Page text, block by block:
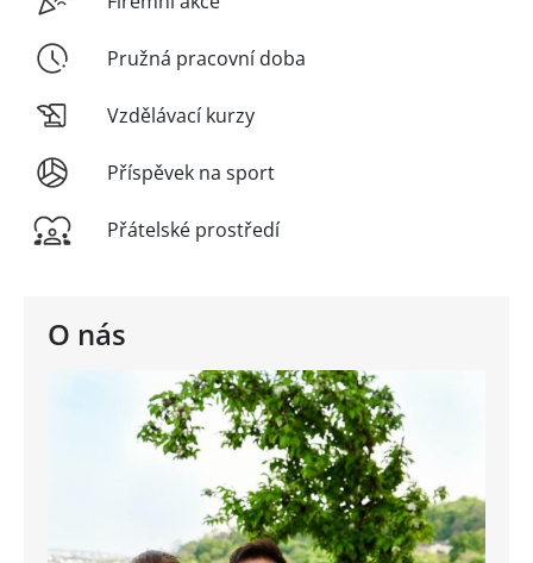
O nás
Pružná pracovní doba
Vzdělávací kurzy
Příspěvek na sport
Přátelské prostředí